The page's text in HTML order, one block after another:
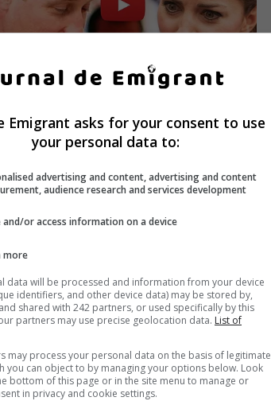
Emigrant asks for your consent to use
your personal data to:
advertising and content, advertising and content
audience research and services development
and/or access information on a device
more
data will be processed and information from your device
identifiers, and other device data) may be stored by,
shared with 242 partners, or used specifically by this
partners may use precise geolocation data. List of
may process your personal data on the basis of legitimate
you can object to by managing your options below. Look
bottom of this page or in the site menu to manage or
in privacy and cookie settings.